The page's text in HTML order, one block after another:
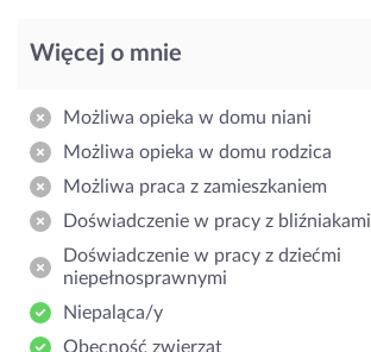
Więcej o mnie
Możliwa opieka w domu niani
Możliwa opieka w domu rodzica
Możliwa praca z zamieszkaniem
Doświadczenie w pracy z bliźniakami
Doświadczenie w pracy z dziećmi
niepełnosprawnymi
Niepaląca/y
Obecność zwierząt